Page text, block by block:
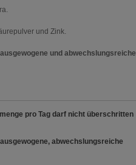
und Zink.
und abwechslungsreiche
pro Tag darf nicht überschritten
abwechslungsreiche